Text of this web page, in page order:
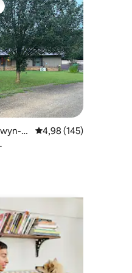
կարծիք
տները
ո
Միջին վարկանիշը՝
4,98 (145)